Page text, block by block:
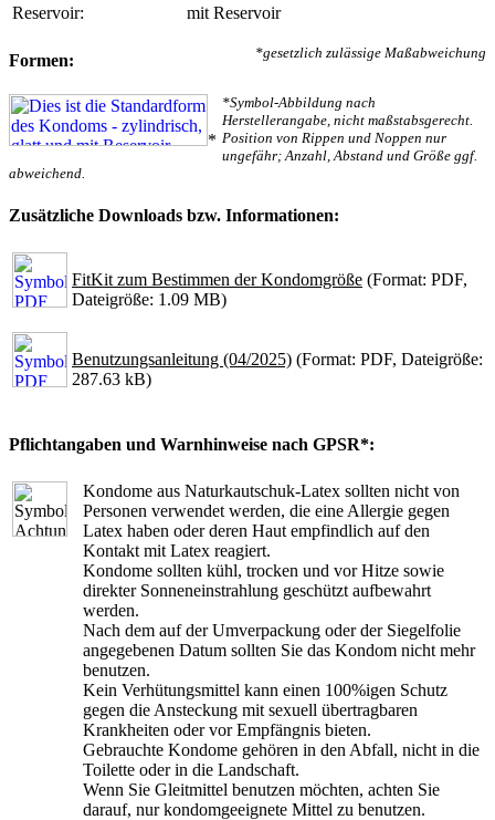
Reservoir:
mit Reservoir
*gesetzlich zulässige Maßabweichung
Formen:
*
*Symbol-Abbildung nach
Herstellerangabe, nicht maßstabsgerecht.
Position von Rippen und Noppen nur
ungefähr; Anzahl, Abstand und Größe ggf.
abweichend.
Zusätzliche Downloads bzw. Informationen:
FitKit zum Bestimmen der Kondomgröße (Format: PDF,
Dateigröße: 1.09 MB)
Benutzungsanleitung (04/2025) (Format: PDF, Dateigröße:
287.63 kB)
Pflichtangaben und Warnhinweise nach GPSR*:
Kondome aus Naturkautschuk-Latex sollten nicht von
Personen verwendet werden, die eine Allergie gegen
Latex haben oder deren Haut empfindlich auf den
Kontakt mit Latex reagiert.
Kondome sollten kühl, trocken und vor Hitze sowie
direkter Sonneneinstrahlung geschützt aufbewahrt
werden.
Nach dem auf der Umverpackung oder der Siegelfolie
angegebenen Datum sollten Sie das Kondom nicht mehr
benutzen.
Kein Verhütungsmittel kann einen 100%igen Schutz
gegen die Ansteckung mit sexuell übertragbaren
Krankheiten oder vor Empfängnis bieten.
Gebrauchte Kondome gehören in den Abfall, nicht in die
Toilette oder in die Landschaft.
Wenn Sie Gleitmittel benutzen möchten, achten Sie
darauf, nur kondomgeeignete Mittel zu benutzen.